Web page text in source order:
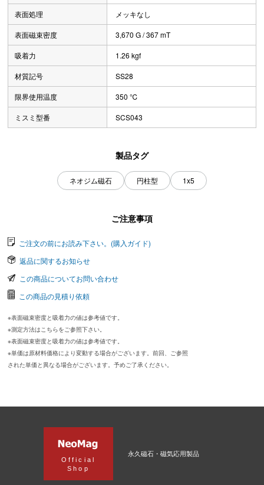
表面処理 メッキなし
表面磁束密度 3,670 G / 367 mT
吸着力 1.26 kgf
材質記号 SS28
限界使用温度 350 ℃
ミスミ型番 SCS043
製品タグ
ネオジム磁石 円柱型 1x5
ご注意事項
ご注文の前にお読み下さい。(購入ガイド)
返品に関するお知らせ
この商品についてお問い合わせ
この商品の見積り依頼
※表面磁束密度と吸着力の値は参考値です。
※測定方法はこちらをご参照下さい。
※表面磁束密度と吸着力の値は参考値です。
※単価は原材料価格により変動する場合がございます。前回、ご参照
された単価と異なる場合がございます。予めご了承ください。
Official
Shop
永久磁石・磁気応用製品